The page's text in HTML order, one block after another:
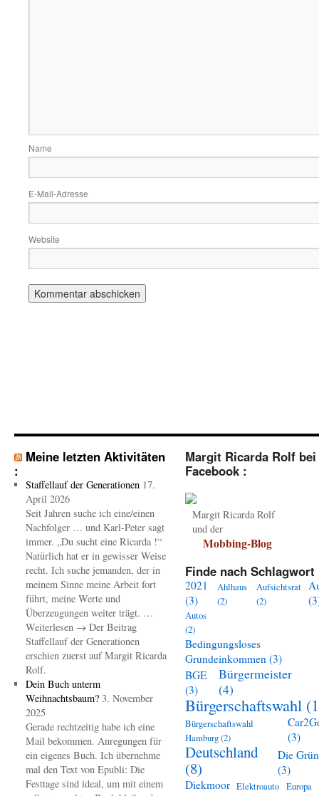
Name
E-Mail-Adresse
Website
Meine letzten Aktivitäten
:
Staffellauf der Generationen 17.
April 2026
Seit Jahren suche ich eine/einen
Nachfolger … und Karl-Peter sagt
immer. „Du sucht eine Ricarda !“
Natürlich hat er in gewisser Weise
recht. Ich suche jemanden, der in
meinem Sinne meine Arbeit fort
führt, meine Werte und
Überzeugungen weiter trägt. …
Weiterlesen → Der Beitrag
Staffellauf der Generationen
erschien zuerst auf Margit Ricarda
Rolf.
Dein Buch unterm
Weihnachtsbaum? 3. November
2025
Gerade rechtzeitig habe ich eine
Mail bekommen. Anregungen für
ein eigenes Buch. Ich übernehme
mal den Text von Epubli: Die
Festtage sind ideal, um mit einem
Margit Ricarda Rolf bei
Facebook :
Margit Ricarda Rolf
und der
Mobbing-Blog
Finde nach Schlagwort
2021
(3)
Ahlhaus
(2)
Aufsichtsrat
(2)
Autos
(2)
Bedingungsloses
Grundeinkommen (3)
BGE
(3)
Bürgermeister
(4)
Bürgerschaftswahl
Bürgerschaftswahl
Hamburg(2)
(3)
Deutschland
(8)
Die
(3)
Diekmoor Elektroauto Europa